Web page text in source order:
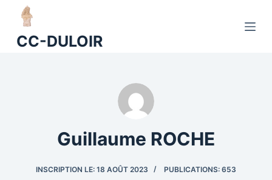
CC-DULOIR
Guillaume ROCHE
INSCRIPTION LE: 18 AOÛT 2023 PUBLICATIONS: 653